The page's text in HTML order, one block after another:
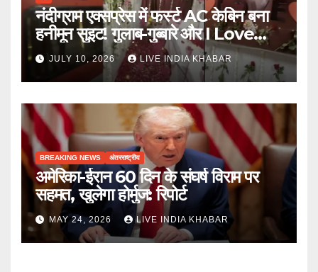
नंदीग्राम एक्सप्रेस में फर्स्ट AC केबिन बना
हनीमून सुइट! गुलाब-गुब्बारे और I Love
You, TTE सस्पेंड
JULY 10, 2026 LIVE INDIA KHABAR
BREAKING NEWS अंतरराष्ट्रीय
अमेरिका-ईरान 60 दिन के संघर्ष विराम पर
सहमत, खुलेगा होर्मुज: रिपोर्ट
MAY 24, 2026 LIVE INDIA KHABAR